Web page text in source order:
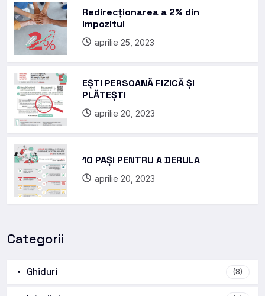
Redirecționarea a 2% din
impozitul
aprilie 25, 2023
EȘTI PERSOANĂ FIZICĂ ȘI
PLĂTEȘTI
aprilie 20, 2023
10 PAȘI PENTRU A DERULA
aprilie 20, 2023
Categorii
Ghiduri (8)